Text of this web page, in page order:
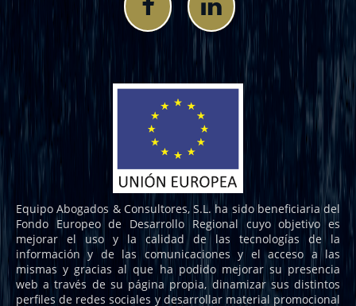
Equipo Abogados & Consultores, S.L. ha sido beneficiaria del
Fondo Europeo de Desarrollo Regional cuyo objetivo es
mejorar el uso y la calidad de las tecnologías de la
información y de las comunicaciones y el acceso a las
mismas y gracias al que ha podido mejorar su presencia
web a través de su página propia, dinamizar sus distintos
perfiles de redes sociales y desarrollar material promocional